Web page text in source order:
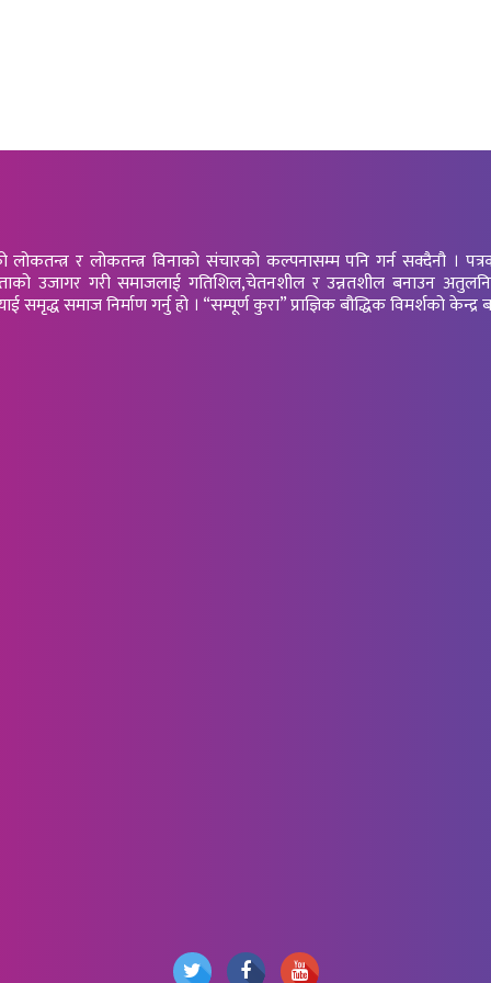
र लोकतन्त्र विनाको संचारको कल्पनासम्म पनि गर्न सक्दैनौ ।
उजागर गरी समाजलाई गतिशिल,चेतनशील र उन्नतशील बनाउन
समृद्ध समाज निर्माण गर्नु हो । “सम्पूर्ण कुरा” प्राज्ञिक बौद्धिक विमर्शको